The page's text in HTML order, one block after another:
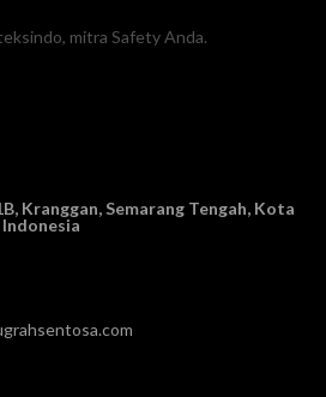
mitra Safety Anda.
Kranggan,Semarang Tengah, Kota
Indonesia